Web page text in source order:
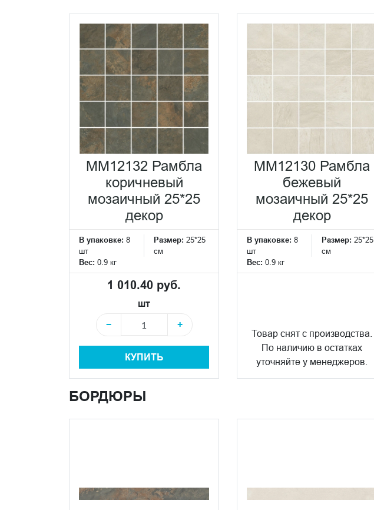
MM12132 Рамбла
коричневый
мозаичный 25*25
декор
В упаковке: 8
шт
Размер: 25*25
см
Вес: 0.9 кг
1 010.40 руб.
шт
−
+
КУПИТЬ
MM12130 Рамбла
бежевый
мозаичный 25*25
декор
В упаковке: 8
шт
Размер: 25*25
см
Вес: 0.9 кг
Товар снят с производства.
По наличию в остатках
уточняйте у менеджеров.
БОРДЮРЫ